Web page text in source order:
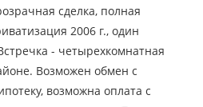
сделка, полная
2006 г., один
- четырехкомнатная
Возможен обмен с
возможна оплата с